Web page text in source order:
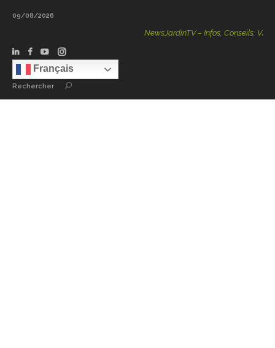
09/08/2026
NewsJardinTV – Infos, Conseils,
Français
Rechercher